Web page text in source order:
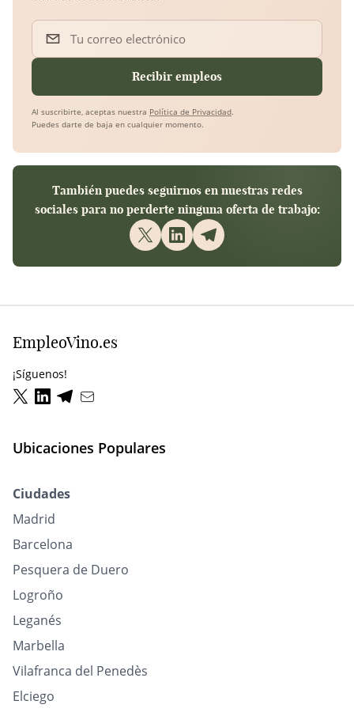
Tu correo electrónico
Recibir empleos
Al suscribirte, aceptas nuestra Política de Privacidad.
Puedes darte de baja en cualquier momento.
También puedes seguirnos en nuestras redes
sociales para no perderte ninguna oferta de trabajo:
EmpleoVino.es
¡Síguenos!
Ubicaciones Populares
Ciudades
Madrid
Barcelona
Pesquera de Duero
Logroño
Leganés
Marbella
Vilafranca del Penedès
Elciego